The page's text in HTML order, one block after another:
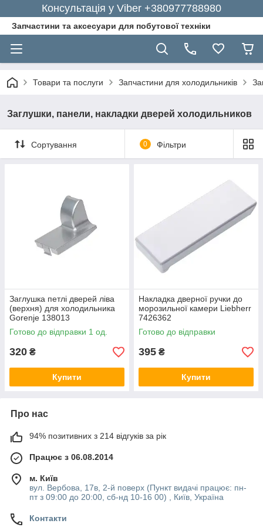
Консультація у Viber +380977788980
Запчастини та аксесуари для побутової техніки
Товари та послуги Запчастини для холодильників
Заглушки, панели, накладки дверей холодильников
Сортування 0 Фільтри
Заглушка петлі дверей ліва
(верхня) для холодильника
Gorenje 138013
Готово до відправки 1 од.
320 ₴
Купити
Накладка дверної ручки до
морозильної камери Liebherr
7426362
Готово до відправки
395 ₴
Купити
Про нас
94% позитивних з 214 відгуків за рік
Працює з 06.08.2014
м. Київ
вул. Вербова, 17в, 2-й поверх (Пункт видачі працює: пн-
пт з 09:00 до 20:00, сб-нд 10-16 00) , Київ, Україна
Контакти